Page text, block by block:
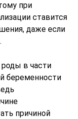
при
ставится
даже если
в части
беременности
причиной